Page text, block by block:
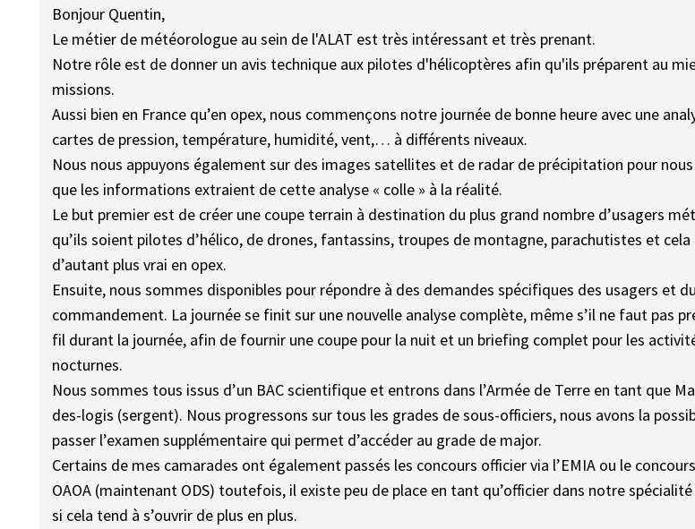
Bonjour Quentin,
Le métier de météorologue au sein de l'ALAT est très intéressant et très prenant.
Notre rôle est de donner un avis technique aux pilotes d'hélicoptères afin qu'ils préparent au
missions.
Aussi bien en France qu’en opex, nous commençons notre journée de bonne heure avec une
cartes de pression, température, humidité, vent,… à différents niveaux.
Nous nous appuyons également sur des images satellites et de radar de précipitation pour
que les informations extraient de cette analyse « colle » à la réalité.
Le but premier est de créer une coupe terrain à destination du plus grand nombre d’usagers
qu’ils soient pilotes d’hélico, de drones, fantassins, troupes de montagne, parachutistes et
d’autant plus vrai en opex.
Ensuite, nous sommes disponibles pour répondre à des demandes spécifiques des usagers et du
commandement. La journée se finit sur une nouvelle analyse complète, même s’il ne faut pas
fil durant la journée, afin de fournir une coupe pour la nuit et un briefing complet pour les
nocturnes.
Nous sommes tous issus d’un BAC scientifique et entrons dans l’Armée de Terre en tant que
des-logis (sergent). Nous progressons sur tous les grades de sous-officiers, nous avons la
passer l’examen supplémentaire qui permet d’accéder au grade de major.
Certains de mes camarades ont également passés les concours officier via l’EMIA ou le
OAOA (maintenant ODS) toutefois, il existe peu de place en tant qu’officier dans notre
si cela tend à s’ouvrir de plus en plus.